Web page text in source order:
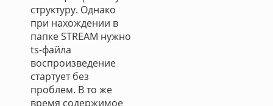
структуру. Однако
при нахождении в
папке STREAM нужно
ts-файла
воспроизведение
стартует без
проблем. В то же
время содержимое